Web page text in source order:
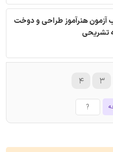
هنرآموز طراحی و دوخت
۳ ۴